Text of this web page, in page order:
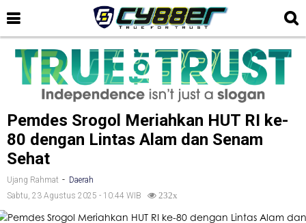
Pemdes Srogol Meriahkan HUT RI ke-
80 dengan Lintas Alam dan Senam
Sehat
Ujang Rahmat - Daerah
Sabtu, 23 Agustus 2025 - 10:44 WIB
232x